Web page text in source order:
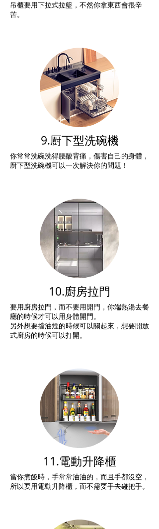
吊櫃要用下拉式拉籃，不然你拿東西會很辛
苦。
9.㕑下型洗碗機
你常常洗碗洗得腰酸背痛，傷害自己的身體，
㕑下型洗碗機可以一次解決你的問題！
10.廚房拉門
要用廚房拉門，而不要用開門，你端熱湯去餐
廳的時候才可以用身體開門。
​另外想要擋油煙的時候可以關起來，想要開放
式廚房的時候可以打開。
11.電動升降櫃
當你煮飯時，手常常油油的，而且手都沒空，
所以要用電動升降櫃，而不需要手去碰把手。